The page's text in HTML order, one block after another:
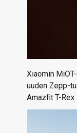
Xiaomin
uuden Zepp-
Amazfit T-